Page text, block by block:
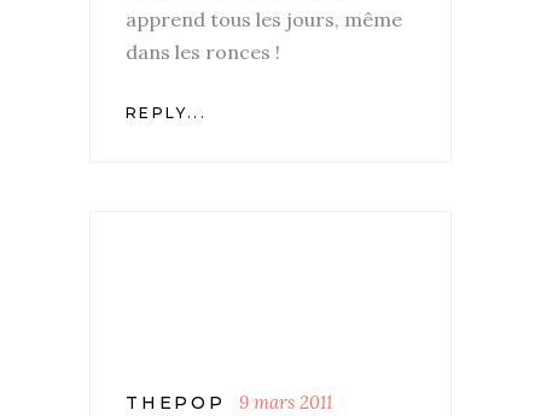
apprend tous les jours, même
dans les ronces !
REPLY...
THEPOP 9 mars 2011